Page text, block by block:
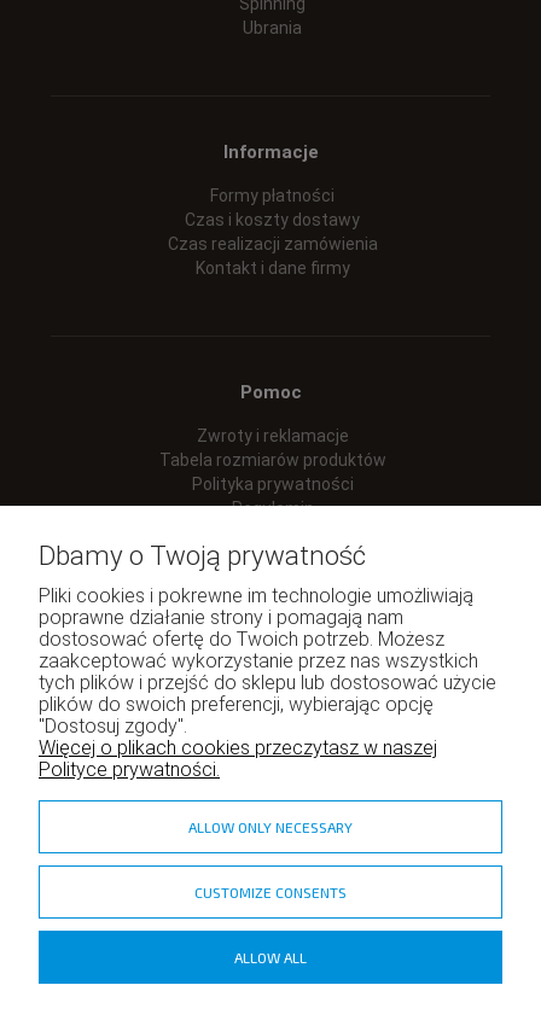
Ubrania
Informacje
Formy płatności
Czas i koszty dostawy
Czas realizacji zamówienia
Kontakt i dane firmy
Pomoc
Zwroty i reklamacje
Tabela rozmiarów produktów
Polityka prywatności
Regulamin
Moje konto
Twoje zamówienia
Program lojalnościowy
Dbamy o Twoją prywatność
Pliki cookies i pokrewne im technologie umożliwiają
poprawne działanie strony i pomagają nam
dostosować ofertę do Twoich potrzeb. Możesz
zaakceptować wykorzystanie przez nas wszystkich
tych plików i przejść do sklepu lub dostosować użycie
plików do swoich preferencji, wybierając opcję
"Dostosuj zgody".
Więcej o plikach cookies przeczytasz w naszej
Polityce prywatności.
ALLOW ONLY NECESSARY
CUSTOMIZE CONSENTS
ALLOW ALL